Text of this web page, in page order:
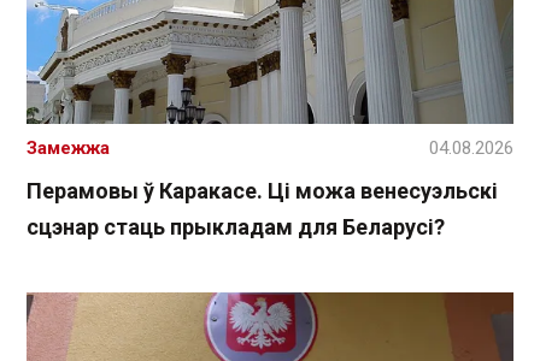
Перамовы ў Каракасе. Ці можа венесуэльскі
сцэнар стаць прыкладам для Беларусі?
Замежжа 04.08.2026